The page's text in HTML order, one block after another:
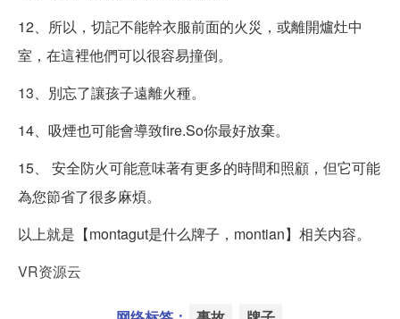
12、所以，切記不能幹衣服前面的火災，或離開爐灶中
室，在這裡他們可以很容易撞倒。
13、別忘了讓孩子遠離火種。
14、吸煙也可能會導致fire.So你最好放棄。
15、 安全防火可能意味著有更多的時間和照顧，但它可能
為您節省了很多麻煩。
以上就是【montagut是什么牌子，montian】相关内容。
VR资源云